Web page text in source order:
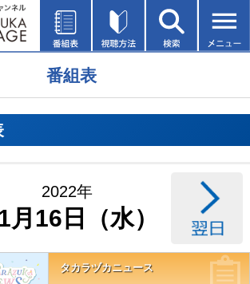
番組表
2022年
月16日（水）
タカラヅカニュース